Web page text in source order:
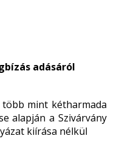
adásáról
mint kétharmada
alapján a Szivárvány
kiírása nélkül